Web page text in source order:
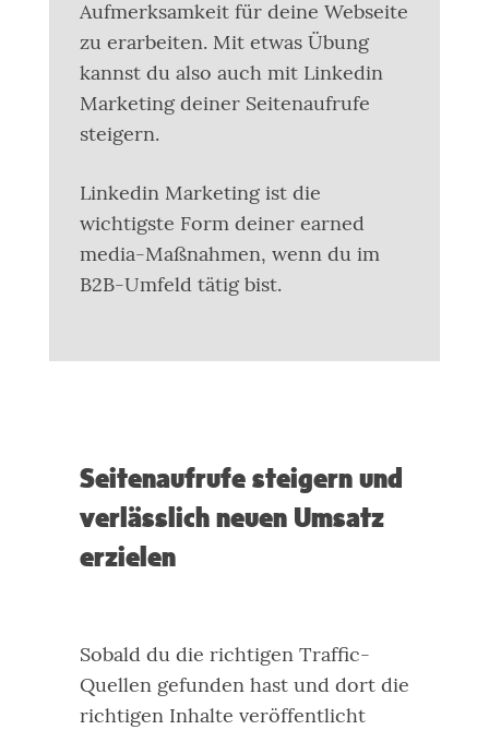
Aufmerksamkeit für deine Webseite
zu erarbeiten. Mit etwas Übung
kannst du also auch mit Linkedin
Marketing deiner Seitenaufrufe
steigern.
Linkedin Marketing ist die
wichtigste Form deiner earned
media-Maßnahmen, wenn du im
B2B-Umfeld tätig bist.
Seitenaufrufe steigern und
verlässlich neuen Umsatz
erzielen
Sobald du die richtigen Traffic-
Quellen gefunden hast und dort die
richtigen Inhalte veröffentlicht